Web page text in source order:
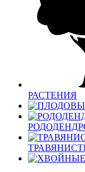
РАСТЕНИЯ